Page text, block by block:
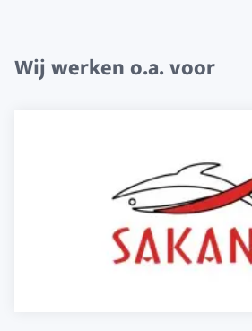
Wij werken o.a. voor